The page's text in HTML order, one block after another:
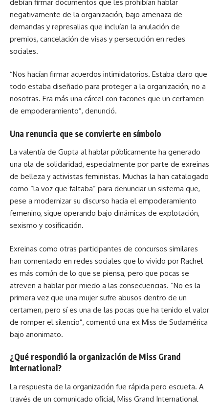
debían firmar documentos que les prohibían hablar
negativamente de la organización, bajo amenaza de
demandas y represalias que incluían la anulación de
premios, cancelación de visas y persecución en redes
sociales.
“Nos hacían firmar acuerdos intimidatorios. Estaba claro que
todo estaba diseñado para proteger a la organización, no a
nosotras. Era más una cárcel con tacones que un certamen
de empoderamiento”, denunció.
Una renuncia que se convierte en símbolo
La valentía de Gupta al hablar públicamente ha generado
una ola de solidaridad, especialmente por parte de exreinas
de belleza y activistas feministas. Muchas la han catalogado
como “la voz que faltaba” para denunciar un sistema que,
pese a modernizar su discurso hacia el empoderamiento
femenino, sigue operando bajo dinámicas de explotación,
sexismo y cosificación.
Exreinas como otras participantes de concursos similares
han comentado en redes sociales que lo vivido por Rachel
es más común de lo que se piensa, pero que pocas se
atreven a hablar por miedo a las consecuencias. “No es la
primera vez que una mujer sufre abusos dentro de un
certamen, pero sí es una de las pocas que ha tenido el valor
de romper el silencio”, comentó una ex Miss de Sudamérica
bajo anonimato.
¿Qué respondió la organización de Miss Grand
International?
La respuesta de la organización fue rápida pero escueta. A
través de un comunicado oficial, Miss Grand International